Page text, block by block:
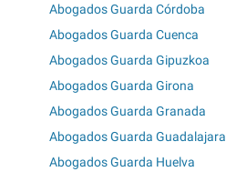
Abogados Guarda Córdoba
Abogados Guarda Cuenca
Abogados Guarda Gipuzkoa
Abogados Guarda Girona
Abogados Guarda Granada
Abogados Guarda Guadalajara
Abogados Guarda Huelva